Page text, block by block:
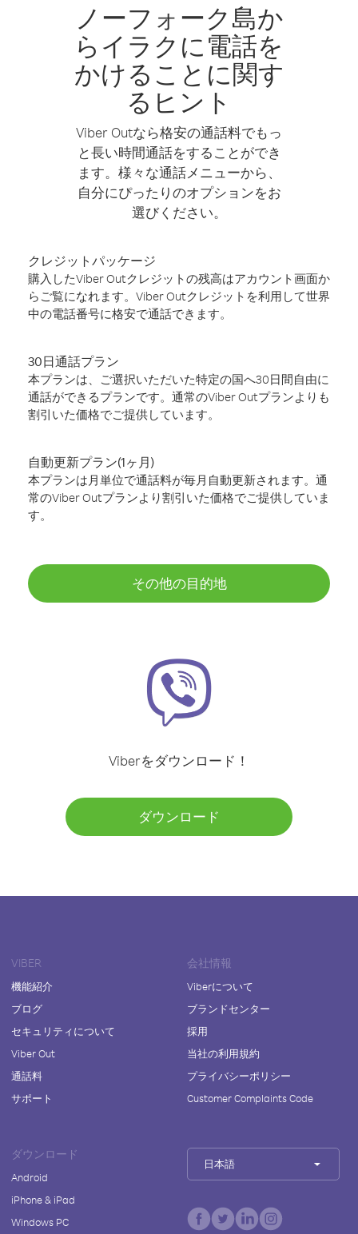
ノーフォーク島か
らイラクに電話を
かけることに関す
るヒント
Viber Outなら格安の通話料でもっ
と長い時間通話をすることができ
ます。様々な通話メニューから、
自分にぴったりのオプションをお
選びください。
クレジットパッケージ
購入したViber Outクレジットの残高はアカウント画面か
らご覧になれます。Viber Outクレジットを利用して世界
中の電話番号に格安で通話できます。
30日通話プラン
本プランは、ご選択いただいた特定の国へ30日間自由に
通話ができるプランです。通常のViber Outプランよりも
割引いた価格でご提供しています。
自動更新プラン(1ヶ月)
本プランは月単位で通話料が毎月自動更新されます。通
常のViber Outプランより割引いた価格でご提供していま
す。
その他の目的地
Viberをダウンロード！
ダウンロード
VIBER
機能紹介
ブログ
セキュリティについて
Viber Out
通話料
サポート
会社情報
Viberについて
ブランドセンター
採用
当社の利用規約
プライバシーポリシー
Customer Complaints Code
ダウンロード
Android
iPhone & iPad
Windows PC
日本語